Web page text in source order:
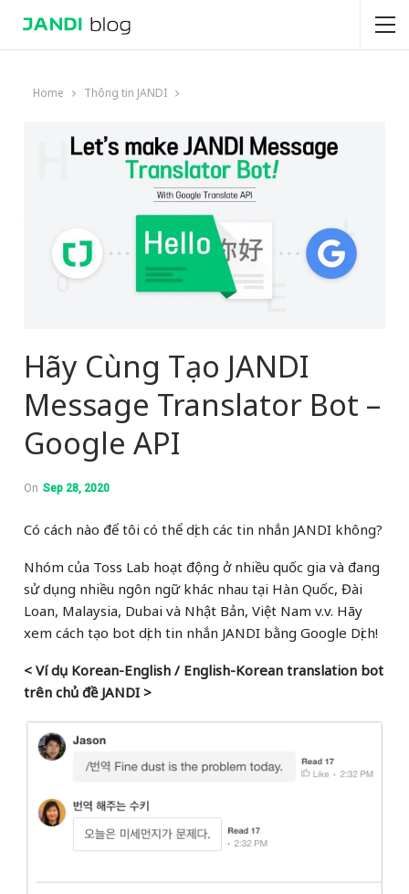
Home Thông tin JANDI
Hãy Cùng Tạo JANDI
Message Translator Bot –
Google API
On Sep 28, 2020
Có cách nào để tôi có thể dịch các tin nhắn JANDI không?
Nhóm của Toss Lab hoạt động ở nhiều quốc gia và đang
sử dụng nhiều ngôn ngữ khác nhau tại Hàn Quốc, Đài
Loan, Malaysia, Dubai và Nhật Bản, Việt Nam v.v. Hãy
xem cách tạo bot dịch tin nhắn JANDI bằng Google Dịch!
< Ví dụ Korean-English / English-Korean translation bot
trên chủ đề JANDI >